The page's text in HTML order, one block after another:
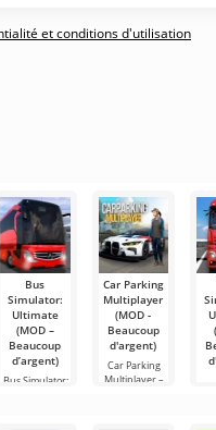
et conditions d'utilisation
Bus
Simulator:
Ultimate
(MOD –
Beaucoup
d’argent)
Bus Simulator:
Car Parking
Multiplayer
(MOD -
Beaucoup
d'argent)
Car Parking
Multiplayer –